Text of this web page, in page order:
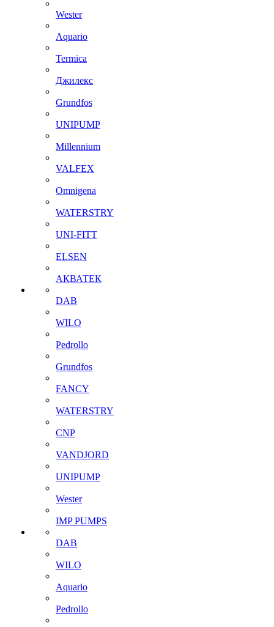
Wester
Aquario
Termica
Джилекс
Grundfos
UNIPUMP
Millennium
VALFEX
Omnigena
WATERSTRY
UNI-FITT
ELSEN
АКВАТЕК
DAB
WILO
Pedrollo
Grundfos
FANCY
WATERSTRY
CNP
VANDJORD
UNIPUMP
Wester
IMP PUMPS
DAB
WILO
Aquario
Pedrollo